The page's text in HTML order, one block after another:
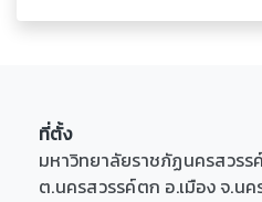
ที่ตั้ง
มหาวิทยาลัยราชภัฏนครสวร
ต.นครสวรรค์ตก อ.เมือง จ.น